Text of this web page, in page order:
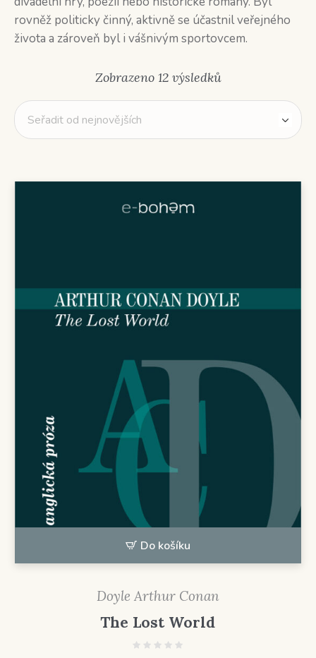
rovněž politicky činný, aktivně se účastnil veřejného
života a zároveň byl i vášnivým sportovcem.
Zobrazeno 12 výsledkůSeřazeno
Do košíku
Doyle Arthur Conan
The Lost World